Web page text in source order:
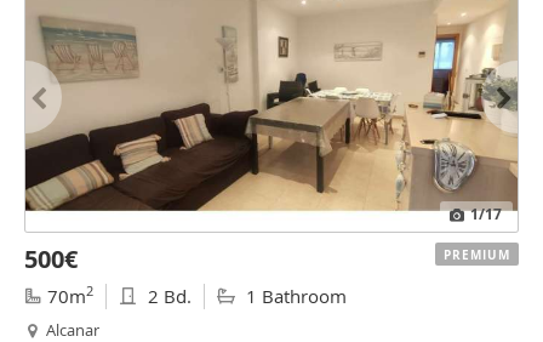
1/17
500€
70m2 2 Bd. 1 Bathroom
Alcanar
PREMIUM